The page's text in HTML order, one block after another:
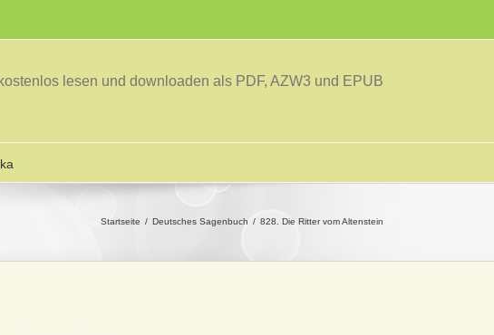
lesen und downloaden als PDF, AZW3 und EPUB
Startseite Deutsches Sagenbuch 828. Die Ritter vom Altenstein